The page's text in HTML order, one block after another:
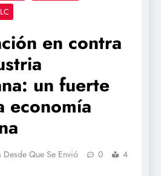
en contra
un fuerte
economía
Desde Que Se Envió 0
4